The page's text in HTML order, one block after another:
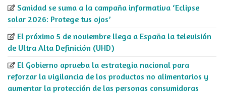
Sanidad se suma a la campaña informativa ‘Eclipse
solar 2026: Protege tus ojos’
El próximo 5 de noviembre llega a España la televisión
de Ultra Alta Definición (UHD)
El Gobierno aprueba la estrategia nacional para
reforzar la vigilancia de los productos no alimentarios y
aumentar la protección de las personas consumidoras